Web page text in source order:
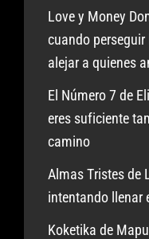
Love y Money
cuando
alejar a quienes
El Número 7 de
eres suficiente
camino
Almas Tristes de
intentando llenar
Koketika de